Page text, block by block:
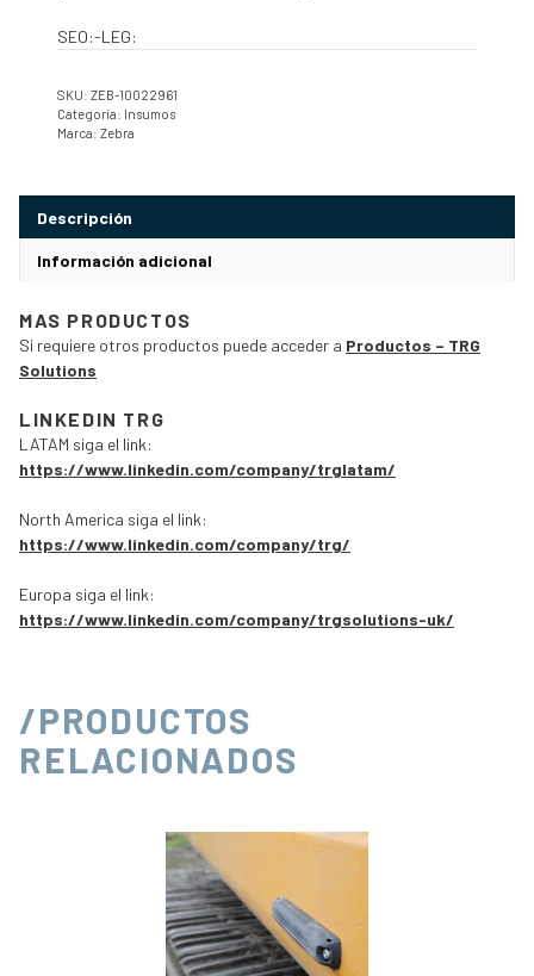
SEO:-LEG:
SKU: ZEB-10022961
Categoría: Insumos
Marca: Zebra
Descripción
Información adicional
MAS PRODUCTOS
Si requiere otros productos puede acceder a Productos – TRG
Solutions
LINKEDIN TRG
LATAM siga el link:
https://www.linkedin.com/company/trglatam/
North America siga el link:
https://www.linkedin.com/company/trg/
Europa siga el link:
https://www.linkedin.com/company/trgsolutions-uk/
/PRODUCTOS
RELACIONADOS